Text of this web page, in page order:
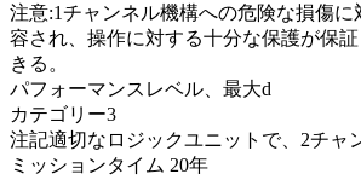
注意:1チャンネル機構への危険な損傷
容され、操作に対する十分な保護が保
きる。
パフォーマンスレベル、最大d
カテゴリー3
注記適切なロジックユニットで、2チャ
ミッションタイム 20年